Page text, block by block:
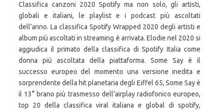
Classifica canzoni 2020 Spotify ma non solo, gli artisti,
globali e italiani, le playlist e i podcast più ascoltati
dell’anno. La classifica Spotify Wrapped 2020 degli artisti e
album più ascoltati in streaming è arrivata. Elodie nel 2020 si
aggiudica il primato della classifica di Spotify Italia come
donna più ascoltata della piattaforma. Some Say è il
successo europeo del momento una versione inedita e
sorprendente della hit planetaria degli Eiffel 65, Some Say è
il 13° brano più trasmesso dell’airplay radiofonico europeo,
top 20 della classifica viral italiana e global di spotify,